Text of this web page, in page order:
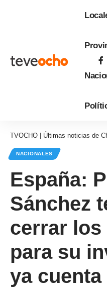
TVOCHO | Últimas noticias de
NACIONALES
España:
Sánchez
cerrar los
para su
ya